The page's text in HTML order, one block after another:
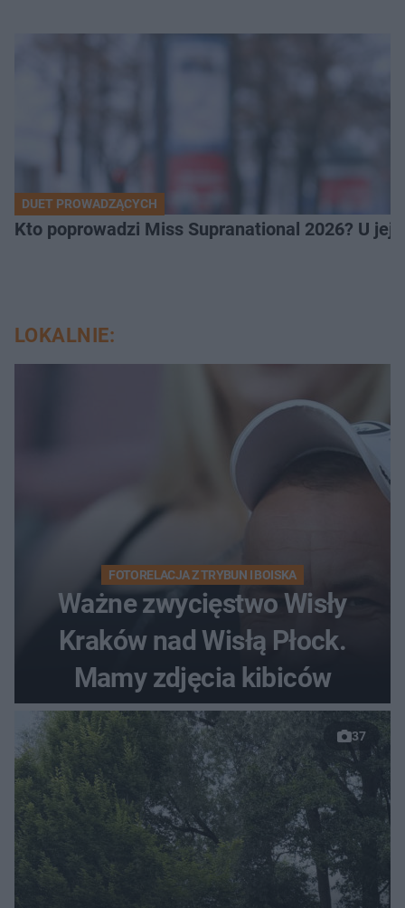
DUET PROWADZĄCYCH
Kto poprowadzi Miss Supranational 2026? U jej
LOKALNIE:
FOTORELACJA Z TRYBUN I BOISKA
Ważne zwycięstwo Wisły
Kraków nad Wisłą Płock.
Mamy zdjęcia kibiców
37